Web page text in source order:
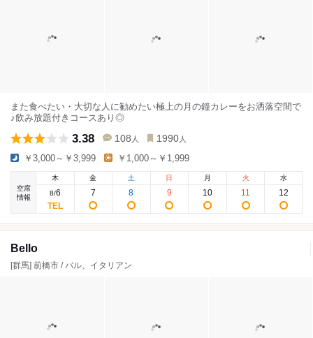
また食べたい・大切な人に勧めたい極上の月の鐘カレーをお洒落空間で
♪飲み放題付きコースあり◎
3.38 108 人 1990 人
￥3,000～￥3,999 ￥1,000～￥1,999
空席
情報
木
8/6
金
7
土
8
日
9
月
10
火
11
水
12
Bello
[群馬] 前橋市 / バル、イタリアン